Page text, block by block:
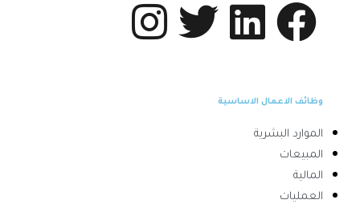
وظائف الاعمال الاساسية
الموارد البشرية
المبيعات
المالية
العمليات